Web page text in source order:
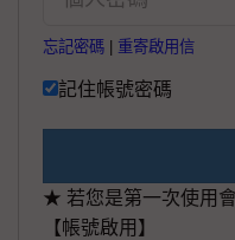
忘記密碼 重寄啟用信
記住帳號密碼
★ 若您是第一次使用
【帳號啟用】